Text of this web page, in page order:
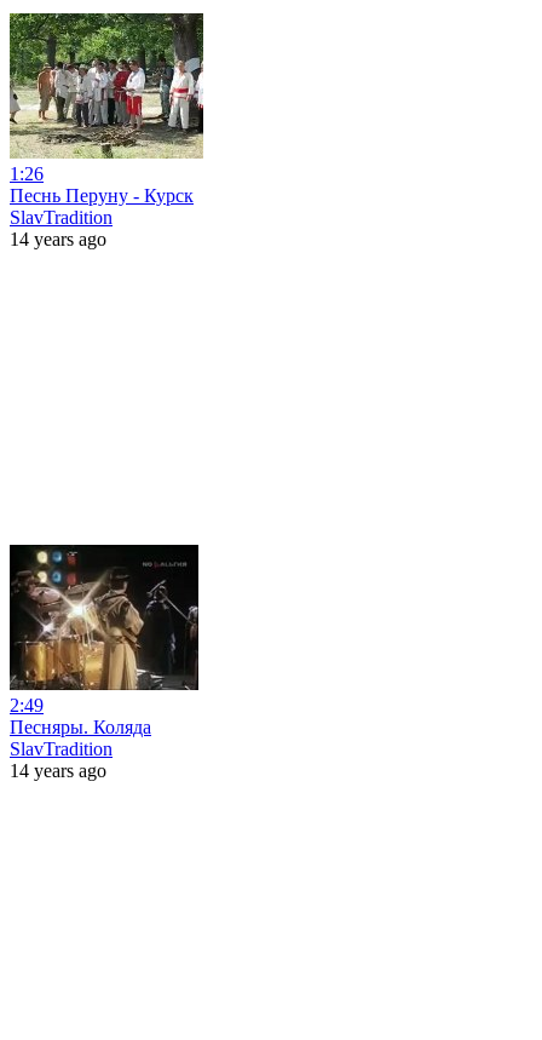
1:26
Песнь Перуну - Курск
SlavTradition
14 years ago
2:49
Песняры. Коляда
SlavTradition
14 years ago